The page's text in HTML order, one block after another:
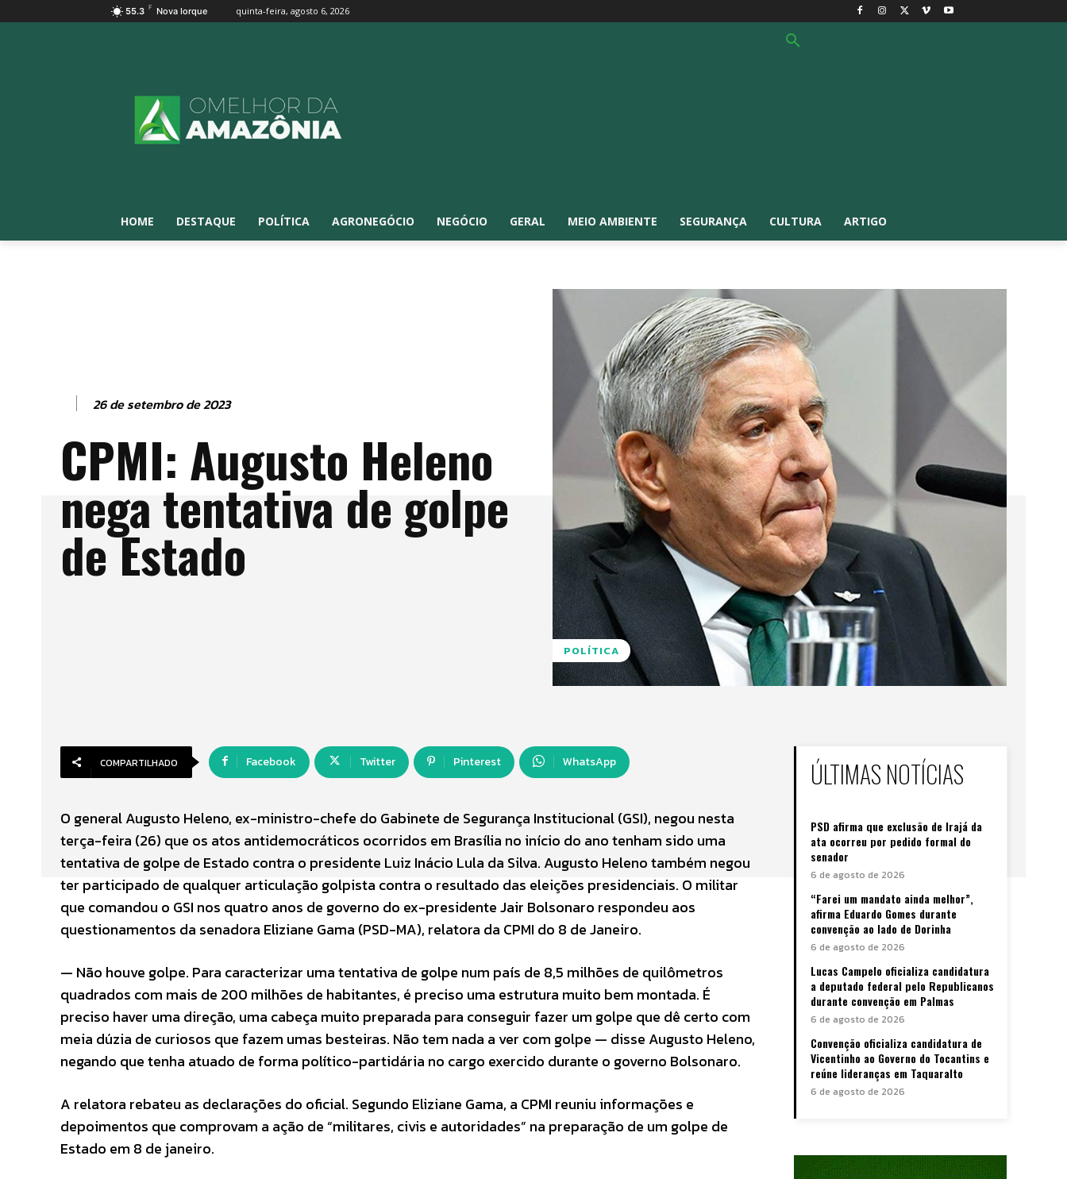
55.3 F Nova Iorque quinta-feira, agosto 6, 2026
HOME DESTAQUE POLÍTICA AGRONEGÓCIO NEGÓCIO GERAL MEIO AMBIENTE SEGURANÇA CULTURA ARTIGO
26 de setembro de 2023
CPMI: Augusto Heleno
nega tentativa de golpe
de Estado
POLÍTICA
COMPARTILHADO Facebook Twitter Pinterest WhatsApp
O general Augusto Heleno, ex-ministro-chefe do Gabinete de Segurança Institucional (GSI), negou nesta
terça-feira (26) que os atos antidemocráticos ocorridos em Brasília no início do ano tenham sido uma
tentativa de golpe de Estado contra o presidente Luiz Inácio Lula da Silva. Augusto Heleno também negou
ter participado de qualquer articulação golpista contra o resultado das eleições presidenciais. O militar
que comandou o GSI nos quatro anos de governo do ex-presidente Jair Bolsonaro respondeu aos
questionamentos da senadora Eliziane Gama (PSD-MA), relatora da CPMI do 8 de Janeiro.
— Não houve golpe. Para caracterizar uma tentativa de golpe num país de 8,5 milhões de quilômetros
quadrados com mais de 200 milhões de habitantes, é preciso uma estrutura muito bem montada. É
preciso haver uma direção, uma cabeça muito preparada para conseguir fazer um golpe que dê certo com
meia dúzia de curiosos que fazem umas besteiras. Não tem nada a ver com golpe — disse Augusto Heleno,
negando que tenha atuado de forma político-partidária no cargo exercido durante o governo Bolsonaro.
A relatora rebateu as declarações do oficial. Segundo Eliziane Gama, a CPMI reuniu informações e
depoimentos que comprovam a ação de “militares, civis e autoridades” na preparação de um golpe de
Estado em 8 de janeiro.
ÚLTIMAS NOTÍCIAS
PSD afirma que exclusão de Irajá da
ata ocorreu por pedido formal do
senador
6 de agosto de 2026
“Farei um mandato ainda melhor”,
afirma Eduardo Gomes durante
convenção ao lado de Dorinha
6 de agosto de 2026
Lucas Campelo oficializa candidatura
a deputado federal pelo Republicanos
durante convenção em Palmas
6 de agosto de 2026
Convenção oficializa candidatura de
Vicentinho ao Governo do Tocantins e
reúne lideranças em Taquaralto
6 de agosto de 2026